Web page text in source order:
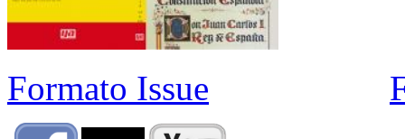
Formato Issue